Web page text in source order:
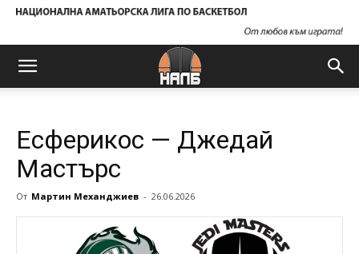
Есферикос — Джедай
Мастърс
От Мартин Механджиев - 26.06.2026